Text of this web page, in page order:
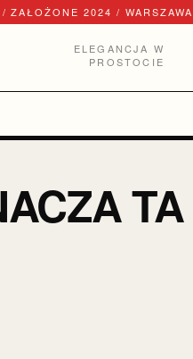
ZAŁOŻONE 2024 / WARSZAWA
ELEGANCJA W
PROSTOCIE
TA